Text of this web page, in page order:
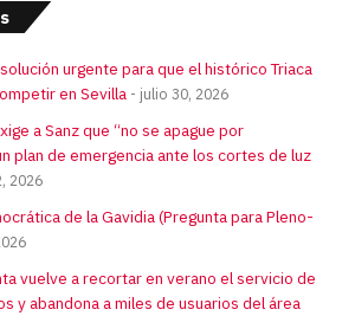
urgente para que el histórico Triaca
en Sevilla
julio 30, 2026
a Sanz que “no se apague por
plan de emergencia ante los cortes de luz
2026
de la Gavidia (Pregunta para Pleno-
vuelve a recortar en verano el servicio de
y abandona a miles de usuarios del área